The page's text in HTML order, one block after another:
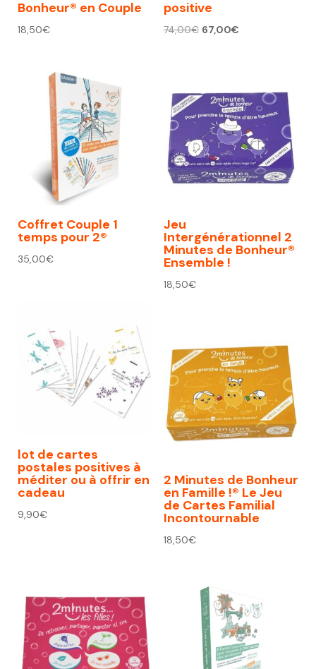
Bonheur® en Couple
18,50€
positive
74,00€ Le
74,00€.
67,00€Le
67,00€.
Coffret Couple 1
temps pour 2®
35,00€
Jeu
Intergénérationnel 2
Minutes de Bonheur®
Ensemble !
18,50€
lot de cartes
postales positives à
méditer ou à offrir en
cadeau
9,90€
2 Minutes de Bonheur
en Famille !® Le Jeu
de Cartes Familial
Incontournable
18,50€